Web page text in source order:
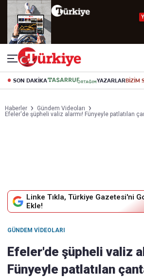
SON DAKİKA YAZARLARBİZİM
Haberler
Gündem Videoları
Efeler'de şüpheli valiz alarmı! Fünyeyle patlatılan
Linke Tıkla, Türkiye Gazetesi'ni
Ekle!
GÜNDEM VIDEOLARI
Efeler'de şüpheli valiz
Fünyeyle patlatılan